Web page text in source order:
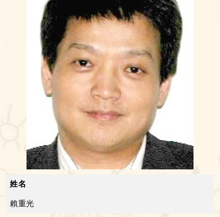
姓名
賴重光